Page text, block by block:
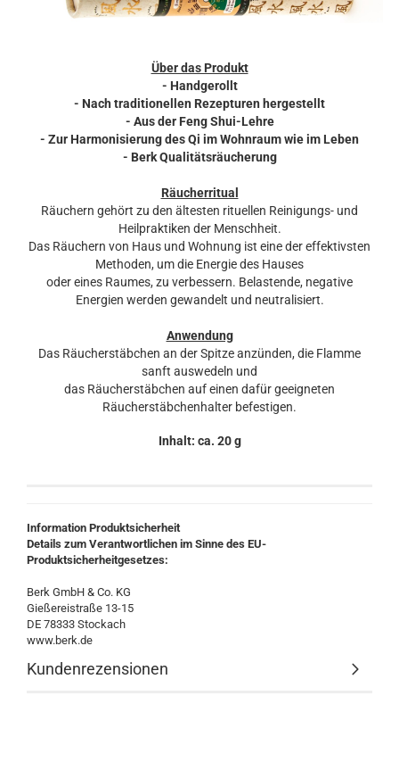
Über das Produkt
- Handgerollt
- Nach traditionellen Rezepturen hergestellt
- Aus der Feng Shui-Lehre
- Zur Harmonisierung des Qi im Wohnraum wie im Leben
- Berk Qualitätsräucherung
Räucherritual
Räuchern gehört zu den ältesten rituellen Reinigungs- und
Heilpraktiken der Menschheit.
Das Räuchern von Haus und Wohnung ist eine der effektivsten
Methoden, um die Energie des Hauses
oder eines Raumes, zu verbessern. Belastende, negative
Energien werden gewandelt und neutralisiert.
Anwendung
Das Räucherstäbchen an der Spitze anzünden, die Flamme
sanft auswedeln und
das Räucherstäbchen auf einen dafür geeigneten
Räucherstäbchenhalter befestigen.
Inhalt: ca. 20 g
Information Produktsicherheit
Details zum Verantwortlichen im Sinne des EU-
Produktsicherheitgesetzes:
Berk GmbH & Co. KG
Gießereistraße 13-15
DE 78333 Stockach
www.berk.de
Kundenrezensionen